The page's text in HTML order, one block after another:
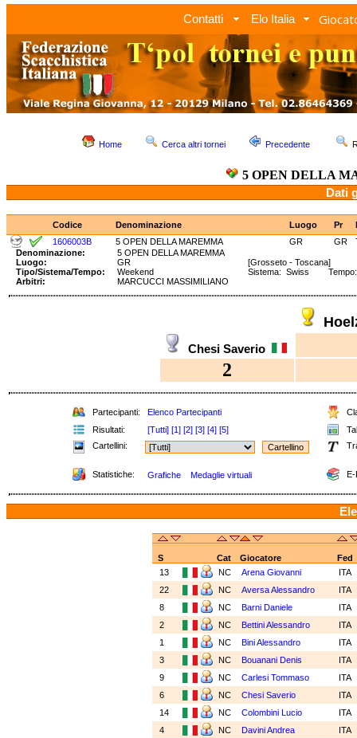
Contatti Elo Italia
Home Cerca altri tornei Precedente
5 OPEN DELLA
Dati
Codice Denominazione Luogo Pr
1606003B
5 OPEN DELLA MAREMMA GR GR
Denominazione:
5 OPEN DELLA MAREMMA
Luogo:
GR
[Grosseto - Toscana]
Tipo/Sistema/Tempo:
Weekend
Sistema: Swiss Tempo:
Arbitri:
MARCUCCI MASSIMILIANO
Chesi Saverio
2
Partecipanti: Elenco Partecipanti
Risultati:
[Tutti] [1] [2] [3] [4] [5]
Cartellini:
Statistiche: Grafiche Medaglie virtuali E-
S Cat Giocatore
Fed
13
NC Arena Giovanni
ITA
22
NC Aversa Alessandro
ITA
8
NC Barni Daniele
ITA
2
NC Bettini Alessandro
ITA
1
NC Bini Alessandro
ITA
3
NC Bouanani Denis
ITA
9
NC Carlesi Tommaso
ITA
6
NC Chesi Saverio
ITA
14
NC Colombini Lucio
ITA
4
NC Davini Andrea
ITA